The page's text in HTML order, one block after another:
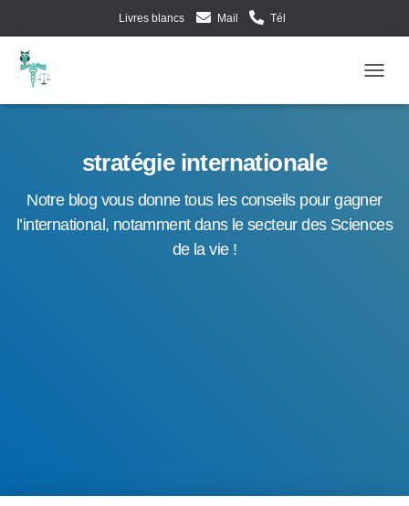
Livres blancs Mail Tél
stratégie internationale
Notre blog vous donne tous les conseils pour gagner
l’international, notamment dans le secteur des Sciences
de la vie !